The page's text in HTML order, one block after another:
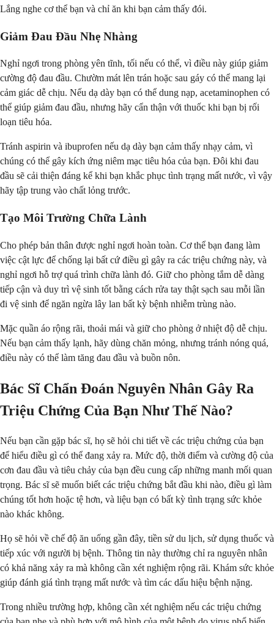
Lắng nghe cơ thể bạn và chỉ ăn khi bạn cảm thấy đói.
Giảm Đau Đầu Nhẹ Nhàng
Nghỉ ngơi trong phòng yên tĩnh, tối nếu có thể, vì điều này giúp giảm
cường độ đau đầu. Chườm mát lên trán hoặc sau gáy có thể mang lại
cảm giác dễ chịu. Nếu dạ dày bạn có thể dung nạp, acetaminophen có
thể giúp giảm đau đầu, nhưng hãy cẩn thận với thuốc khi bạn bị rối
loạn tiêu hóa.
Tránh aspirin và ibuprofen nếu dạ dày bạn cảm thấy nhạy cảm, vì
chúng có thể gây kích ứng niêm mạc tiêu hóa của bạn. Đôi khi đau
đầu sẽ cải thiện đáng kể khi bạn khắc phục tình trạng mất nước, vì vậy
hãy tập trung vào chất lỏng trước.
Tạo Môi Trường Chữa Lành
Cho phép bản thân được nghỉ ngơi hoàn toàn. Cơ thể bạn đang làm
việc cật lực để chống lại bất cứ điều gì gây ra các triệu chứng này, và
nghỉ ngơi hỗ trợ quá trình chữa lành đó. Giữ cho phòng tắm dễ dàng
tiếp cận và duy trì vệ sinh tốt bằng cách rửa tay thật sạch sau mỗi lần
đi vệ sinh để ngăn ngừa lây lan bất kỳ bệnh nhiễm trùng nào.
Mặc quần áo rộng rãi, thoải mái và giữ cho phòng ở nhiệt độ dễ chịu.
Nếu bạn cảm thấy lạnh, hãy dùng chăn mỏng, nhưng tránh nóng quá,
điều này có thể làm tăng đau đầu và buồn nôn.
Bác Sĩ Chẩn Đoán Nguyên Nhân Gây Ra
Triệu Chứng Của Bạn Như Thế Nào?
Nếu bạn cần gặp bác sĩ, họ sẽ hỏi chi tiết về các triệu chứng của bạn
để hiểu điều gì có thể đang xảy ra. Mức độ, thời điểm và cường độ của
cơn đau đầu và tiêu chảy của bạn đều cung cấp những manh mối quan
trọng. Bác sĩ sẽ muốn biết các triệu chứng bắt đầu khi nào, điều gì làm
chúng tốt hơn hoặc tệ hơn, và liệu bạn có bất kỳ tình trạng sức khỏe
nào khác không.
Họ sẽ hỏi về chế độ ăn uống gần đây, tiền sử du lịch, sử dụng thuốc và
tiếp xúc với người bị bệnh. Thông tin này thường chỉ ra nguyên nhân
có khả năng xảy ra mà không cần xét nghiệm rộng rãi. Khám sức khỏe
giúp đánh giá tình trạng mất nước và tìm các dấu hiệu bệnh nặng.
Trong nhiều trường hợp, không cần xét nghiệm nếu các triệu chứng